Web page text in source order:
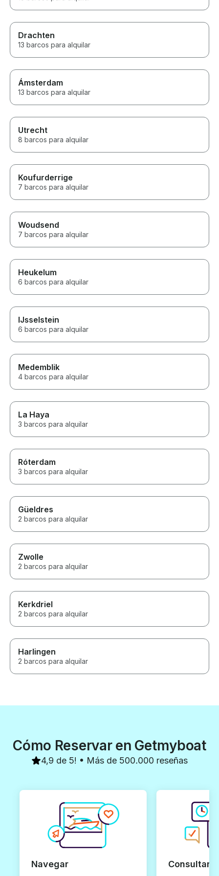
Drachten
13 barcos para alquilar
Ámsterdam
13 barcos para alquilar
Utrecht
8 barcos para alquilar
Koufurderrige
7 barcos para alquilar
Woudsend
7 barcos para alquilar
Heukelum
6 barcos para alquilar
IJsselstein
6 barcos para alquilar
Medemblik
4 barcos para alquilar
La Haya
3 barcos para alquilar
Róterdam
3 barcos para alquilar
Güeldres
2 barcos para alquilar
Zwolle
2 barcos para alquilar
Kerkdriel
2 barcos para alquilar
Harlingen
2 barcos para alquilar
Cómo Reservar en Getmyboat
4,9 de 5! • Más de 500.000 reseñas
Navegar Consultar